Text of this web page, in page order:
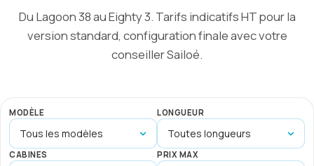
Du Lagoon 38 au Eighty 3. Tarifs indicatifs HT pour la
version standard, configuration finale avec votre
conseiller Sailoé.
MODÈLE LONGUEUR
CABINES PRIX MAX